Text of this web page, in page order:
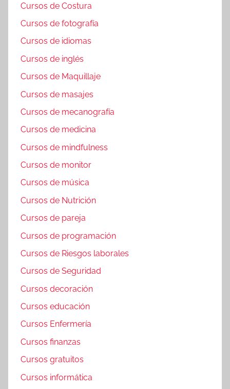
Cursos de Costura
Cursos de fotografía
Cursos de idiomas
Cursos de inglés
Cursos de Maquillaje
Cursos de masajes
Cursos de mecanografía
Cursos de medicina
Cursos de mindfulness
Cursos de monitor
Cursos de música
Cursos de Nutrición
Cursos de pareja
Cursos de programación
Cursos de Riesgos laborales
Cursos de Seguridad
Cursos decoración
Cursos educación
Cursos Enfermería
Cursos finanzas
Cursos gratuitos
Cursos informática